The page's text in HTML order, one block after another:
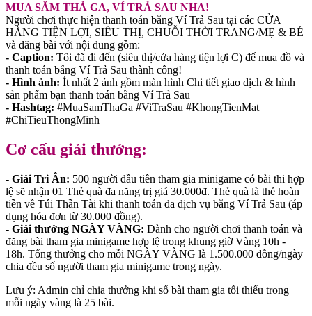
MUA SẮM THẢ GA, VÍ TRẢ SAU NHA!
Người chơi thực hiện thanh toán bằng Ví Trả Sau tại các CỬA
HÀNG TIỆN LỢI, SIÊU THỊ, CHUỖI THỜI TRANG/MẸ & BÉ
và đăng bài với nội dung gồm:
- Caption: Tôi đã đi đến (siêu thị/cửa hàng tiện lợi C) để mua đồ và
thanh toán bằng Ví Trả Sau thành công!
- Hình ảnh: Ít nhất 2 ảnh gồm màn hình Chi tiết giao dịch & hình
sản phẩm bạn thanh toán bằng Ví Trả Sau
- Hashtag: #MuaSamThaGa #ViTraSau #KhongTienMat
#ChiTieuThongMinh
Cơ cấu giải thưởng:
- Giải Tri Ân: 500 người đầu tiên tham gia minigame có bài thi hợp
lệ sẽ nhận 01 Thẻ quà đa năng trị giá 30.000đ. Thẻ quà là thẻ hoàn
tiền về Túi Thần Tài khi thanh toán đa dịch vụ bằng Ví Trả Sau (áp
dụng hóa đơn từ 30.000 đồng).
- Giải thưởng NGÀY VÀNG: Dành cho người chơi thanh toán và
đăng bài tham gia minigame hợp lệ trong khung giờ Vàng 10h -
18h. Tổng thưởng cho mỗi NGÀY VÀNG là 1.500.000 đồng/ngày
chia đều số người tham gia minigame trong ngày.
Lưu ý: Admin chỉ chia thưởng khi số bài tham gia tối thiểu trong
mỗi ngày vàng là 25 bài.